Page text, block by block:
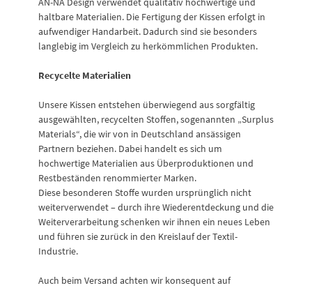
haltbare Materialien. Die Fertigung der Kissen erfolgt in
aufwendiger Handarbeit. Dadurch sind sie besonders
langlebig im Vergleich zu herkömmlichen Produkten.
Recycelte Materialien
Unsere Kissen entstehen überwiegend aus sorgfältig
ausgewählten, recycelten Stoffen, sogenannten „Surplus
Materials“, die wir von in Deutschland ansässigen
Partnern beziehen. Dabei handelt es sich um
hochwertige Materialien aus Überproduktionen und
Restbeständen renommierter Marken.
Diese besonderen Stoffe wurden ursprünglich nicht
weiterverwendet – durch ihre Wiederentdeckung und die
Weiterverarbeitung schenken wir ihnen ein neues Leben
und führen sie zurück in den Kreislauf der Textil-
Industrie.
Auch beim Versand achten wir konsequent auf